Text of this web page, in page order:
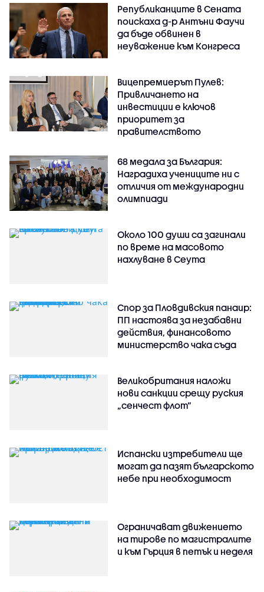
Републиканците в Сената
поискаха д-р Антъни Фаучи
да бъде обвинен в
неуважение към Конгреса
Вицепремиерът Пулев:
Привличането на
инвестиции е ключов
приоритет за
правителството
68 медала за България:
Наградиха учениците ни с
отличия от международни
олимпиади
Около 100 души са загинали
по време на масовото
нахлуване в Сеута
Спор за Пловдивския панаир:
ПП настоява за незабавни
действия, финансовото
министерство чака съда
Великобритания наложи
нови санкции срещу руския
„сенчест флот“
Испански изтребители ще
могат да пазят българското
небе при необходимост
Ограничават движението
на тирове по магистралите
и към Гърция в петък и неделя